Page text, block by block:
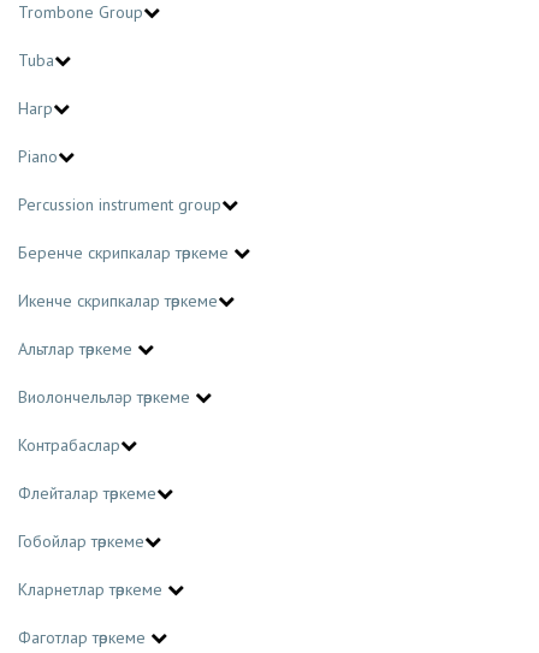
Trombone Group
Tuba
Harp
Piano
Percussion instrument group
Беренче скрипкалар төркеме
Икенче скрипкалар төркеме
Альтлар төркеме
Виолончельләр төркеме
Контрабаслар
Флейталар төркеме
Гобойлар төркеме
Кларнетлар төркеме
Фаготлар төркеме